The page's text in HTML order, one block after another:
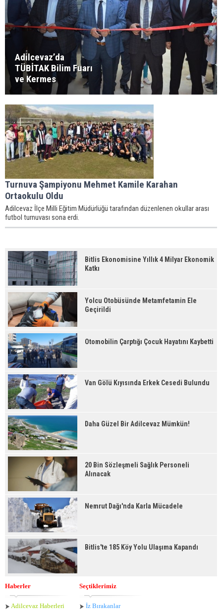
Adilcevaz’da
TÜBİTAK Bilim Fuarı
ve Kermes
Turnuva Şampiyonu Mehmet Kamile Karahan
Ortaokulu Oldu
Adilcevaz İlçe Milli Eğitim Müdürlüğü tarafından düzenlenen okullar arası
futbol turnuvası sona erdi.
Bitlis Ekonomisine Yıllık 4 Milyar Ekonomik
Katkı
Yolcu Otobüsünde Metamfetamin Ele
Geçirildi
Otomobilin Çarptığı Çocuk Hayatını Kaybetti
Van Gölü Kıyısında Erkek Cesedi Bulundu
Daha Güzel Bir Adilcevaz Mümkün!
20 Bin Sözleşmeli Sağlık Personeli
Alınacak
Nemrut Dağı'nda Karla Mücadele
Bitlis'te 185 Köy Yolu Ulaşıma Kapandı
Haberler
Adilcevaz Haberleri
Seçtiklerimiz
İz Bırakanlar